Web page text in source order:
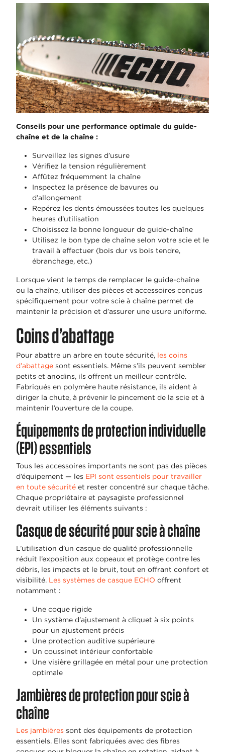
Conseils pour une performance optimale du guide-
chaîne et de la chaîne :
Surveillez les signes d’usure
Vérifiez la tension régulièrement
Affûtez fréquemment la chaîne
Inspectez la présence de bavures ou
d’allongement
Repérez les dents émoussées toutes les quelques
heures d’utilisation
Choisissez la bonne longueur de guide-chaîne
Utilisez le bon type de chaîne selon votre scie et le
travail à effectuer (bois dur vs bois tendre,
ébranchage, etc.)
Lorsque vient le temps de remplacer le guide-chaîne
ou la chaîne, utiliser des pièces et accessoires conçus
spécifiquement pour votre scie à chaîne permet de
maintenir la précision et d’assurer une usure uniforme.
Coins d’abattage
Pour abattre un arbre en toute sécurité, les coins
d’abattage sont essentiels. Même s’ils peuvent sembler
petits et anodins, ils offrent un meilleur contrôle.
Fabriqués en polymère haute résistance, ils aident à
diriger la chute, à prévenir le pincement de la scie et à
maintenir l’ouverture de la coupe.
Équipements de protection individuelle
(EPI) essentiels
Tous les accessoires importants ne sont pas des pièces
d’équipement — les EPI sont essentiels pour travailler
en toute sécurité et rester concentré sur chaque tâche.
Chaque propriétaire et paysagiste professionnel
devrait utiliser les éléments suivants :
Casque de sécurité pour scie à chaîne
L’utilisation d’un casque de qualité professionnelle
réduit l’exposition aux copeaux et protège contre les
débris, les impacts et le bruit, tout en offrant confort et
visibilité. Les systèmes de casque ECHO offrent
notamment :
Une coque rigide
Un système d’ajustement à cliquet à six points
pour un ajustement précis
Une protection auditive supérieure
Un coussinet intérieur confortable
Une visière grillagée en métal pour une protection
optimale
Jambières de protection pour scie à
chaîne
Les jambières sont des équipements de protection
essentiels. Elles sont fabriquées avec des fibres